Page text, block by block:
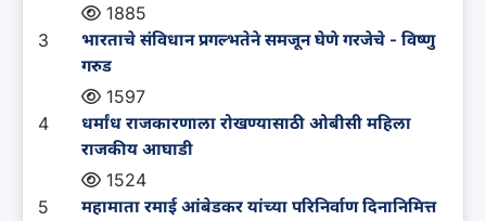
1885
3
भारताचे संविधान प्रगल्भतेने समजून घेणे गरजेचे - विष्णु
गरुड
1597
4
धर्मांध राजकारणाला रोखण्यासाठी ओबीसी महिला
राजकीय आघाडी
1524
5
महामाता रमाई आंबेडकर यांच्या परिनिर्वाण दिनानिमित्त